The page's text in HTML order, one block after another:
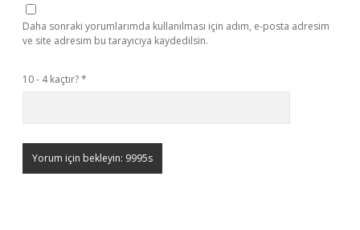
Daha sonraki yorumlarımda kullanılması için adım, e-posta adresim
ve site adresim bu tarayıcıya kaydedilsin.
10 - 4 kaçtır?*